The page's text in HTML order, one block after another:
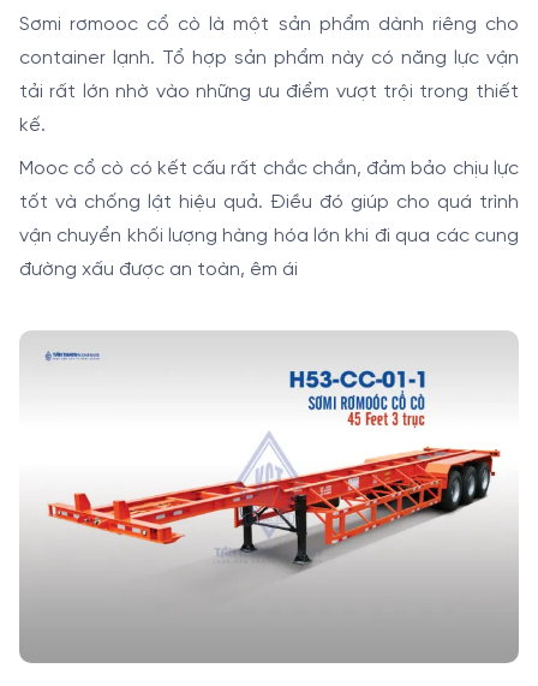
Sơmi rơmooc cổ cò là một sản phẩm dành riêng cho
container lạnh. Tổ hợp sản phẩm này có năng lực vận
tải rất lớn nhờ vào những ưu điểm vượt trội trong thiết
kế.
Mooc cổ cò có kết cấu rất chắc chắn, đảm bảo chịu lực
tốt và chống lật hiệu quả. Điều đó giúp cho quá trình
vận chuyển khối lượng hàng hóa lớn khi đi qua các cung
đường xấu được an toàn, êm ái